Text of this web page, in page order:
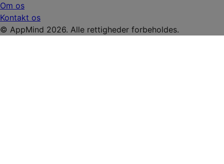
Om os
Kontakt os
© AppMind 2026. Alle rettigheder forbeholdes.